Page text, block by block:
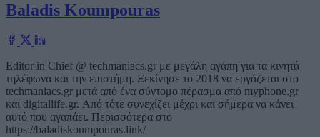
Baladis Koumpouras
Editor in Chief @ techmaniacs.gr με μεγάλη αγάπη για τα κινητά
τηλέφωνα και την επιστήμη. Ξεκίνησε το 2018 να εργάζεται στο
techmaniacs.gr μετά από ένα σύντομο πέρασμα από myphone.gr
και digitallife.gr. Από τότε συνεχίζει μέχρι και σήμερα να κάνει
αυτό που αγαπάει. Περισσότερα στο
https://baladiskoumpouras.link/